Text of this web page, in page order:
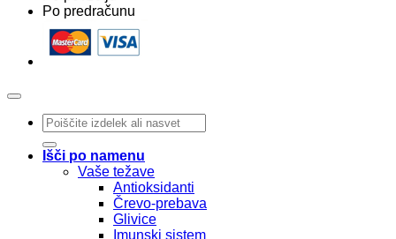
Po predračunu
Išči:
Išči po namenu
Vaše težave
Antioksidanti
Črevo-prebava
Glivice
Imunski sistem